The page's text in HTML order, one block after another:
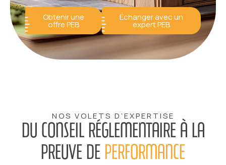
Obtenir une
offre PEB
Échanger avec un
expert PEB
NOS VOLETS D’EXPERTISE
DU CONSEIL RÉGLEMENTAIRE À LA
PREUVE DEPERFORMANCE